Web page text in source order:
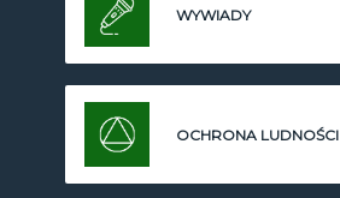
WYWIADY
OCHRONA LUDNOŚCI